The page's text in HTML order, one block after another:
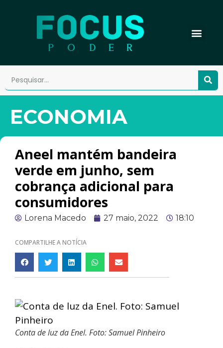
ECONOMIA
Aneel mantém bandeira
verde em junho, sem
cobrança adicional para
consumidores
Lorena Macedo 27 maio, 2022 18:10
COMPARTILHE A NOTÍCIA
Conta de luz da Enel. Foto: Samuel Pinheiro